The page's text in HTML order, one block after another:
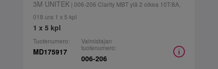
3M UNITEK| 006-206 Clarity MBT ylä 2 oikea 10T/8A,
018 ura 1 x 5 kpl
1 x 5 kpl
Tuotenumero:
MD175917
Valmistajan
tuotenumero:
006-206